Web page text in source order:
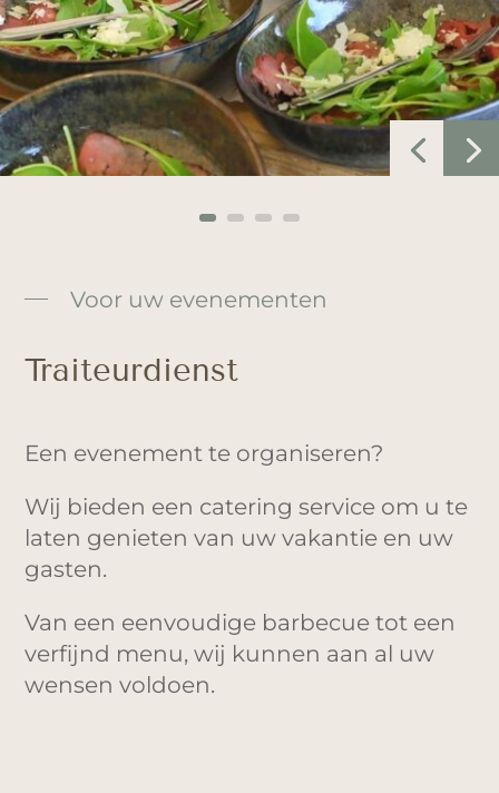
Voor uw evenementen
Traiteurdienst
Een evenement te organiseren?
Wij bieden een catering service om u te
laten genieten van uw vakantie en uw
gasten.
Van een eenvoudige barbecue tot een
verfijnd menu, wij kunnen aan al uw
wensen voldoen.